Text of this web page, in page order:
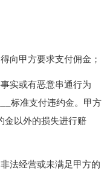
甲方要求支付佣金；
实或有恶意串通行为
标准支付违约金。甲方
金以外的损失进行赔
法经营或未满足甲方的